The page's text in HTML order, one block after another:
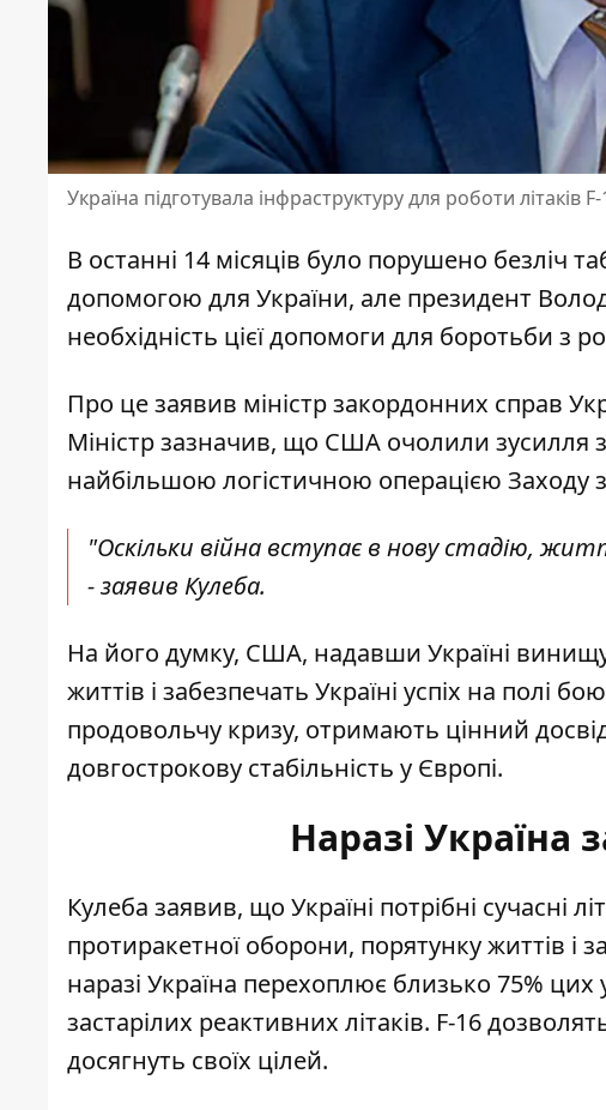
Україна підготувала інфраструктуру для роботи літаків
В останні 14 місяців було порушено безліч
допомогою для України, але президент
необхідність цієї допомоги для боротьби з
Про це заявив міністр закордонних справ
Міністр зазначив, що США очолили зусилля
найбільшою логістичною операцією Заходу з
"Оскільки війна вступає в нову стадію,
- заявив Кулеба.
На його думку, США, надавши Україні
життів і забезпечать Україні успіх на полі
продовольчу кризу, отримають цінний
довгострокову стабільність у Європі.
Наразі Україна
Кулеба заявив, що Україні потрібні сучасні
протиракетної оборони, порятунку життів і
наразі Україна перехоплює близько 75%
застарілих реактивних літаків. F-16
досягнуть своїх цілей.